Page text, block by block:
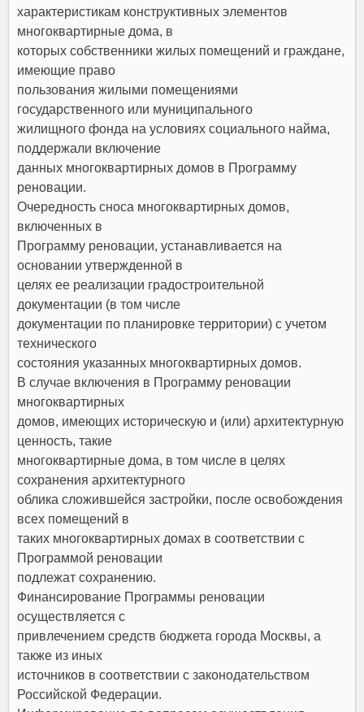
характеристикам конструктивных элементов
многоквартирные дома, в
которых собственники жилых помещений и граждане,
имеющие право
пользования жилыми помещениями
государственного или муниципального
жилищного фонда на условиях социального найма,
поддержали включение
данных многоквартирных домов в Программу
реновации.
Очередность сноса многоквартирных домов,
включенных в
Программу реновации, устанавливается на
основании утвержденной в
целях ее реализации градостроительной
документации (в том числе
документации по планировке территории) с учетом
технического
состояния указанных многоквартирных домов.
В случае включения в Программу реновации
многоквартирных
домов, имеющих историческую и (или) архитектурную
ценность, такие
многоквартирные дома, в том числе в целях
сохранения архитектурного
облика сложившейся застройки, после освобождения
всех помещений в
таких многоквартирных домах в соответствии с
Программой реновации
подлежат сохранению.
Финансирование Программы реновации
осуществляется с
привлечением средств бюджета города Москвы, а
также из иных
источников в соответствии с законодательством
Российской Федерации.